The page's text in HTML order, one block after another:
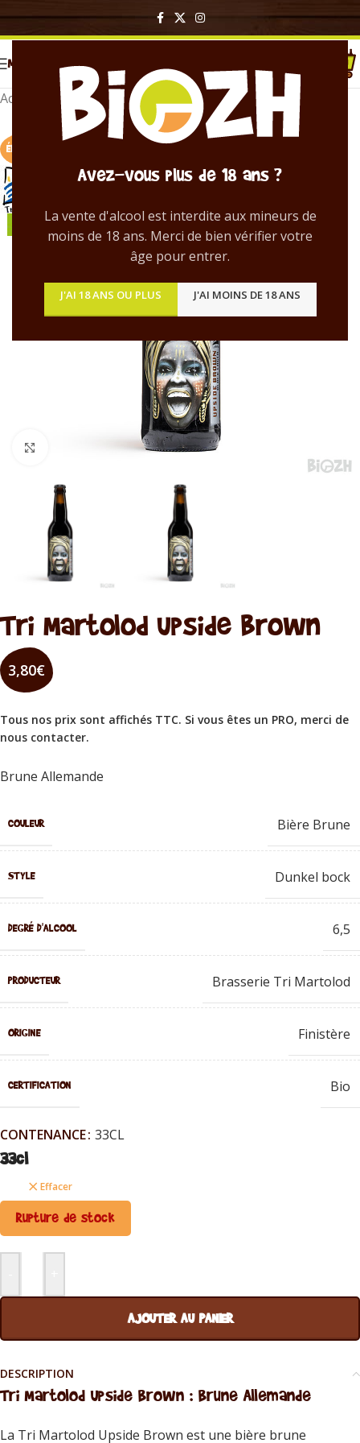
Avez-vous plus de 18 ans ?
La vente d'alcool est interdite aux mineurs de
moins de 18 ans. Merci de bien vérifier votre
âge pour entrer.
J'AI 18 ANS OU PLUS J'AI MOINS DE 18 ANS
MENU
Accueil Bières en bouteille
ÉPUISÉ !
Cliquez pour agrandir
Tri Martolod Upside Brown
3,80€
Tous nos prix sont affichés TTC. Si vous êtes un PRO, merci de
nous contacter.
Brune Allemande
COULEUR Bière Brune
STYLE Dunkel bock
DEGRÉ D'ALCOOL 6,5
PRODUCTEUR Brasserie Tri Martolod
ORIGINE Finistère
CERTIFICATION Bio
CONTENANCE 33CL
33cl
Effacer
Rupture de stock
AJOUTER AU PANIER
DESCRIPTION
Tri Martolod Upside Brown : Brune Allemande
La Tri Martolod Upside Brown est une bière brune